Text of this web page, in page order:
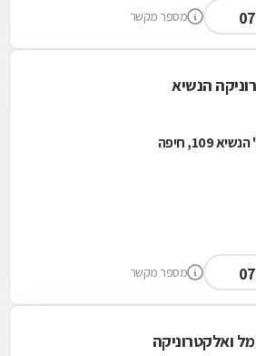
מספר מקשר
הנשיא
109, חיפה
מספר מקשר
ואלקטרוניקה